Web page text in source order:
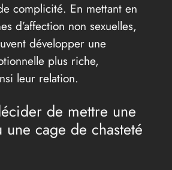
complicité. En mettant en
d’affection non sexuelles,
développer une
plus riche,
leur relation.
de mettre une
cage de chasteté